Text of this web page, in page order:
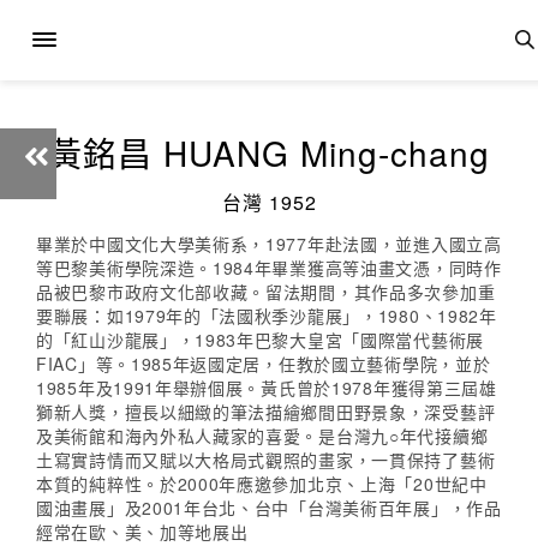
黃銘昌 HUANG Ming-chang
台灣 1952
畢業於中國文化大學美術系，1977年赴法國，並進入國立高
等巴黎美術學院深造。1984年畢業獲高等油畫文憑，同時作
品被巴黎市政府文化部收藏。留法期間，其作品多次參加重
要聯展：如1979年的「法國秋季沙龍展」，1980、1982年
的「紅山沙龍展」，1983年巴黎大皇宮「國際當代藝術展
FIAC」等。1985年返國定居，任教於國立藝術學院，並於
1985年及1991年舉辦個展。黃氏曾於1978年獲得第三屆雄
獅新人獎，擅長以細緻的筆法描繪鄉間田野景象，深受藝評
及美術館和海內外私人藏家的喜愛。是台灣九○年代接續鄉
土寫實詩情而又賦以大格局式觀照的畫家，一貫保持了藝術
本質的純粹性。於2000年應邀參加北京、上海「20世紀中
國油畫展」及2001年台北、台中「台灣美術百年展」，作品
經常在歐、美、加等地展出